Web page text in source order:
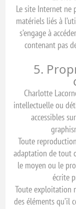
Le site Internet ne
matériels liés à
s’engage à
contenant pas
5.
Charlotte
intellectuelle ou
accessibles
Toute
adaptation de tout
le moyen ou le
écrite
Toute exploitation
des éléments qu’il